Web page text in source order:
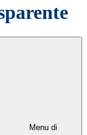
Menu di